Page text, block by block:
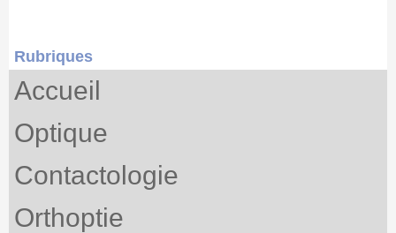
Rubriques
Accueil
Optique
Contactologie
Orthoptie